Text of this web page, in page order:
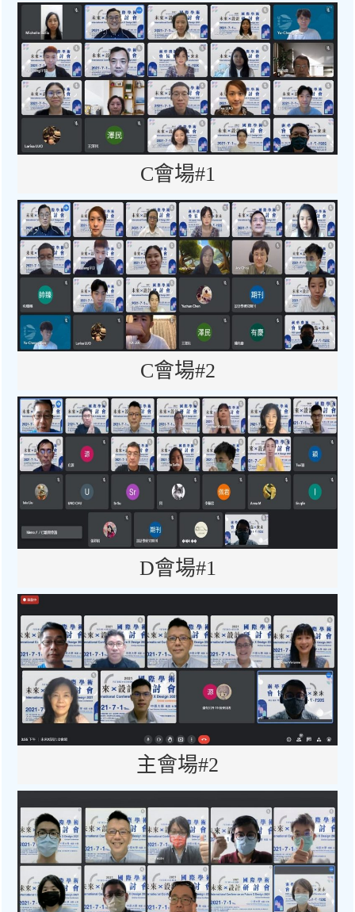
C會場#1
C會場#2
D會場#1
主會場#2